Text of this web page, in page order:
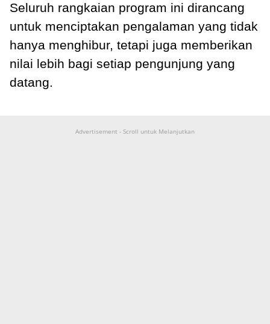
Seluruh rangkaian program ini dirancang
untuk menciptakan pengalaman yang tidak
hanya menghibur, tetapi juga memberikan
nilai lebih bagi setiap pengunjung yang
datang.
Advertisement - Scroll untuk Melanjutkan